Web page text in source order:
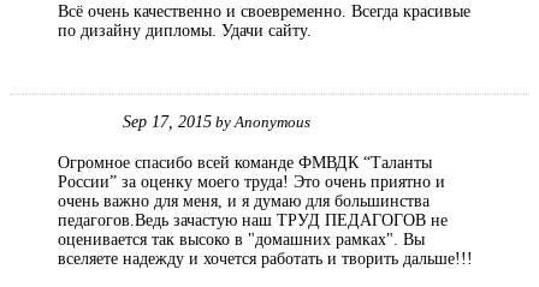
Всё очень качественно и своевременно. Всегда красивые
по дизайну дипломы. Удачи сайту.
Sep 17, 2015 by Anonymous
Огромное спасибо всей команде ФМВДК “Таланты
России” за оценку моего труда! Это очень приятно и
очень важно для меня, и я думаю для большинства
педагогов.Ведь зачастую наш ТРУД ПЕДАГОГОВ не
оценивается так высоко в "домашних рамках". Вы
вселяете надежду и хочется работать и творить дальше!!!